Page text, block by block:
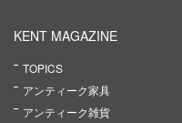
KENT MAGAZINE
TOPICS
アンティーク家具
アンティーク雑貨